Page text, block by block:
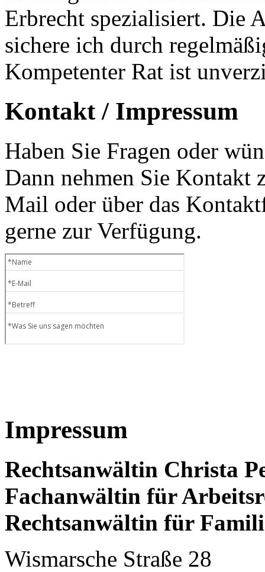
Erbrecht spezialisiert. Die
sichere ich durch
Kompetenter Rat ist
Kontakt / Impressum
Haben Sie Fragen oder
Dann nehmen Sie Kontakt
Mail oder über das
gerne zur Verfügung.
Impressum
Rechtsanwältin Christa
Fachanwältin für
Rechtsanwältin für
Wismarsche Straße 28